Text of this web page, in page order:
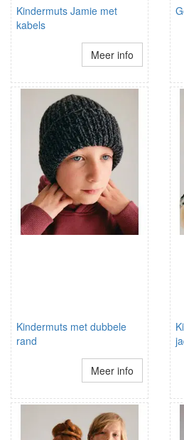
Kindermuts Jamie met
kabels
Meer info
Kindermuts met dubbele
rand
Meer info